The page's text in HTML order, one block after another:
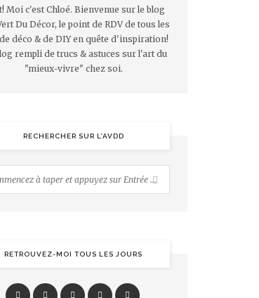
Moi c'est Chloé. Bienvenue sur le blog
Du Décor, le point de RDV de tous les
déco & de DIY en quête d'inspiration!
rempli de trucs & astuces sur l'art du
"mieux-vivre" chez soi.
RECHERCHER SUR L’AVDD
RETROUVEZ-MOI TOUS LES JOURS